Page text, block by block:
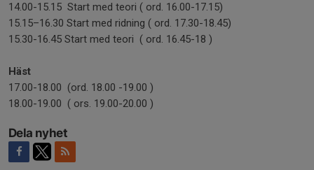
14.00-15.15 Start med teori ( ord. 16.00-17.15)
15.15–16.30 Start med ridning ( ord. 17.30-18.45)
15.30-16.45 Start med teori ( ord. 16.45-18 )
Häst
17.00-18.00 (ord. 18.00 -19.00 )
18.00-19.00 ( ors. 19.00-20.00 )
Dela nyhet